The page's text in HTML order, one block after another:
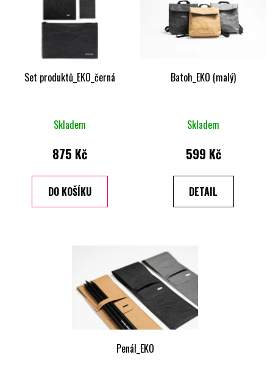
Set produktů_EKO_černá
Skladem
875 Kč
DO KOŠÍKU
Batoh_EKO (malý)
Skladem
599 Kč
DETAIL
Penál_EKO